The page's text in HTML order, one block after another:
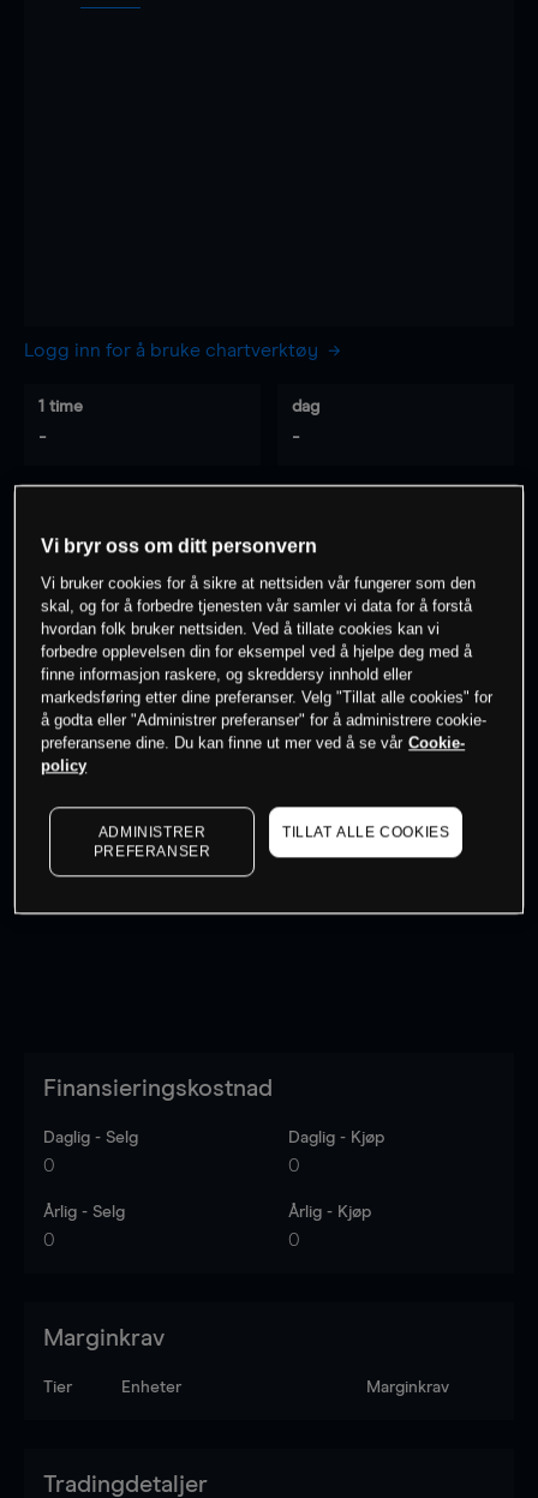
Logg inn for å bruke chartverktøy
1 time
-
dag
-
- -
0% av kunder erpå dette instrumentet
Søk om konto
Kursene er veiledende.Log in
Finansieringskostnad
Daglig - Selg
0
Daglig - Kjøp
0
Årlig - Selg
0
Årlig - Kjøp
0
Marginkrav
Tier Enheter Marginkrav
Tradingdetaljer
Vi bryr oss om ditt personvern
Vi bruker cookies for å sikre at nettsiden vår fungerer som den
skal, og for å forbedre tjenesten vår samler vi data for å forstå
hvordan folk bruker nettsiden. Ved å tillate cookies kan vi
forbedre opplevelsen din for eksempel ved å hjelpe deg med å
finne informasjon raskere, og skreddersy innhold eller
markedsføring etter dine preferanser. Velg "Tillat alle cookies" for
å godta eller "Administrer preferanser" for å administrere cookie-
preferansene dine. Du kan finne ut mer ved å se vår Cookie-
policy
ADMINISTRER
PREFERANSER
TILLAT ALLE COOKIES